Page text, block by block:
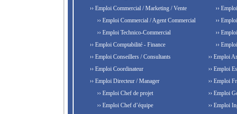
›› Emploi Commercial / Marketing / Vente
›› Emploi Commercial / Agent Commercial
›› Emploi Technico-Commercial
›› Emploi Comptabilité - Finance
›› Emploi Conseillers / Consultants
›› Emploi Coordinateur
›› Emploi Directeur / Manager
›› Emploi Chef de projet
›› Emploi Chef d’équipe
››
››
››
››
›› Emploi
›› Emploi
›› Emploi
›› Emploi
›› Emploi